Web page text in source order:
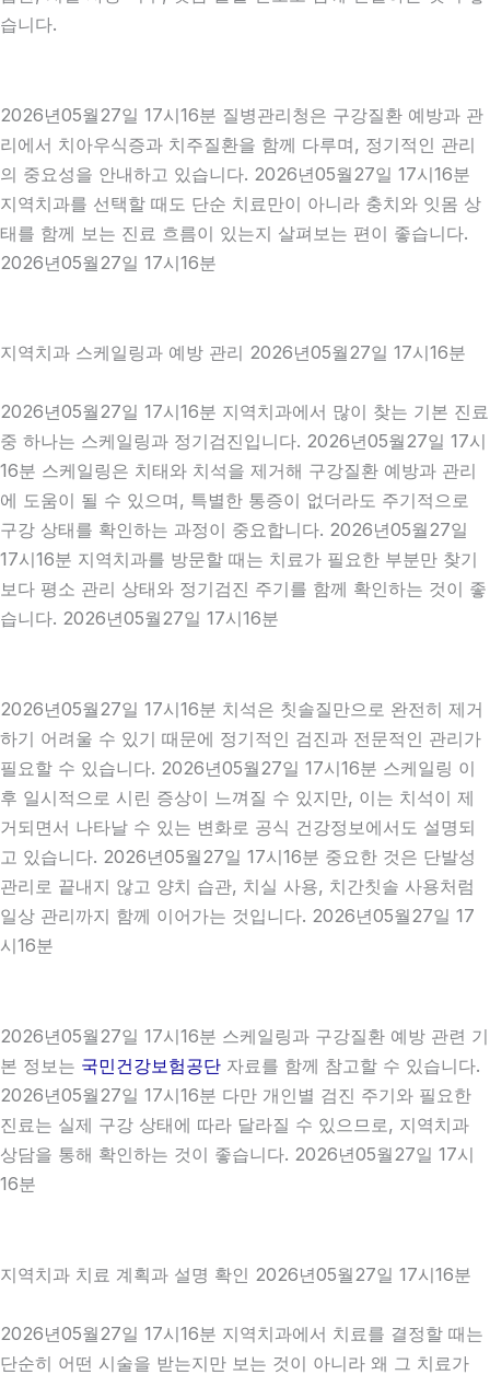
습니다.
2026년05월27일 17시16분 질병관리청은 구강질환 예방과 관
리에서 치아우식증과 치주질환을 함께 다루며, 정기적인 관리
의 중요성을 안내하고 있습니다. 2026년05월27일 17시16분
지역치과를 선택할 때도 단순 치료만이 아니라 충치와 잇몸 상
태를 함께 보는 진료 흐름이 있는지 살펴보는 편이 좋습니다.
2026년05월27일 17시16분
지역치과 스케일링과 예방 관리 2026년05월27일 17시16분
2026년05월27일 17시16분 지역치과에서 많이 찾는 기본 진료
중 하나는 스케일링과 정기검진입니다. 2026년05월27일 17시
16분 스케일링은 치태와 치석을 제거해 구강질환 예방과 관리
에 도움이 될 수 있으며, 특별한 통증이 없더라도 주기적으로
구강 상태를 확인하는 과정이 중요합니다. 2026년05월27일
17시16분 지역치과를 방문할 때는 치료가 필요한 부분만 찾기
보다 평소 관리 상태와 정기검진 주기를 함께 확인하는 것이 좋
습니다. 2026년05월27일 17시16분
2026년05월27일 17시16분 치석은 칫솔질만으로 완전히 제거
하기 어려울 수 있기 때문에 정기적인 검진과 전문적인 관리가
필요할 수 있습니다. 2026년05월27일 17시16분 스케일링 이
후 일시적으로 시린 증상이 느껴질 수 있지만, 이는 치석이 제
거되면서 나타날 수 있는 변화로 공식 건강정보에서도 설명되
고 있습니다. 2026년05월27일 17시16분 중요한 것은 단발성
관리로 끝내지 않고 양치 습관, 치실 사용, 치간칫솔 사용처럼
일상 관리까지 함께 이어가는 것입니다. 2026년05월27일 17
시16분
2026년05월27일 17시16분 스케일링과 구강질환 예방 관련 기
본 정보는 국민건강보험공단 자료를 함께 참고할 수 있습니다.
2026년05월27일 17시16분 다만 개인별 검진 주기와 필요한
진료는 실제 구강 상태에 따라 달라질 수 있으므로, 지역치과
상담을 통해 확인하는 것이 좋습니다. 2026년05월27일 17시
16분
지역치과 치료 계획과 설명 확인 2026년05월27일 17시16분
2026년05월27일 17시16분 지역치과에서 치료를 결정할 때는
단순히 어떤 시술을 받는지만 보는 것이 아니라 왜 그 치료가